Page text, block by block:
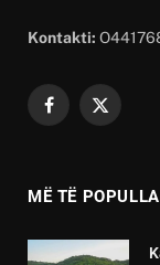
Kontakti:
Facebook
X
MË TË